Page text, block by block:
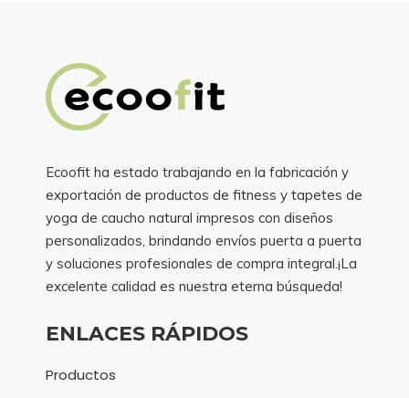
Ecoofit ha estado trabajando en la fabricación y
exportación de productos de fitness y tapetes de
yoga de caucho natural impresos con diseños
personalizados, brindando envíos puerta a puerta
y soluciones profesionales de compra integral.¡La
excelente calidad es nuestra eterna búsqueda!
ENLACES RÁPIDOS
Productos